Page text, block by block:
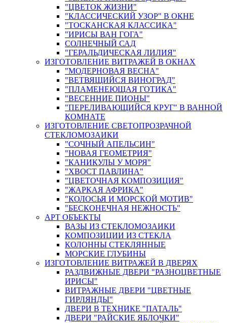
"ЦВЕТОК ЖИЗНИ"
"КЛАССИЧЕСКИЙ УЗОР" В ОКНЕ
"ТОСКАНСКАЯ КЛАССИКА"
"ИРИСЫ ВАН ГОГА"
СОЛНЕЧНЫЙ САД
"ГЕРАЛЬДИЧЕСКАЯ ЛИЛИЯ"
ИЗГОТОВЛЕНИЕ ВИТРАЖЕЙ В ОКНАХ
"МОДЕРНОВАЯ ВЕСНА"
"ВЕТВЯЩИЙСЯ ВИНОГРАД"
"ПЛАМЕНЕЮЩАЯ ГОТИКА"
"ВЕСЕННИЕ ПИОНЫ"
"ПЕРЕЛИВАЮЩИЙСЯ КРУГ" В ВАННОЙ
КОМНАТЕ
ИЗГОТОВЛЕНИЕ СВЕТОПРОЗРАЧНОЙ
СТЕКЛОМОЗАИКИ
"СОЧНЫЙ АПЕЛЬСИН"
"НОВАЯ ГЕОМЕТРИЯ"
"КАНИКУЛЫ У МОРЯ"
"ХВОСТ ПАВЛИНА"
"ЦВЕТОЧНАЯ КОМПОЗИЦИЯ"
"ЖАРКАЯ АФРИКА"
"КОЛОСЬЯ И МОРСКОЙ МОТИВ"
"БЕСКОНЕЧНАЯ НЕЖНОСТЬ"
АРТ ОБЪЕКТЫ
ВАЗЫ ИЗ СТЕКЛОМОЗАИКИ
КОМПОЗИЦИИ ИЗ СТЕКЛА
КОЛОННЫ СТЕКЛЯННЫЕ
МОРСКИЕ ГЛУБИНЫ
ИЗГОТОВЛЕНИЕ ВИТРАЖЕЙ В ДВЕРЯХ
РАЗДВИЖНЫЕ ДВЕРИ "РАЗНОЦВЕТНЫЕ
ИРИСЫ"
ВИТРАЖНЫЕ ДВЕРИ "ЦВЕТНЫЕ
ГИРЛЯНДЫ"
ДВЕРИ В ТЕХНИКЕ "ПАТАЛЬ"
ДВЕРИ "РАЙСКИЕ ЯБЛОЧКИ"